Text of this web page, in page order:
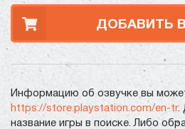
ДОБАВИТЬ
Информацию об озвучке вы
https://store.playstation.com/en-tr.
название игры в поиске. Либо